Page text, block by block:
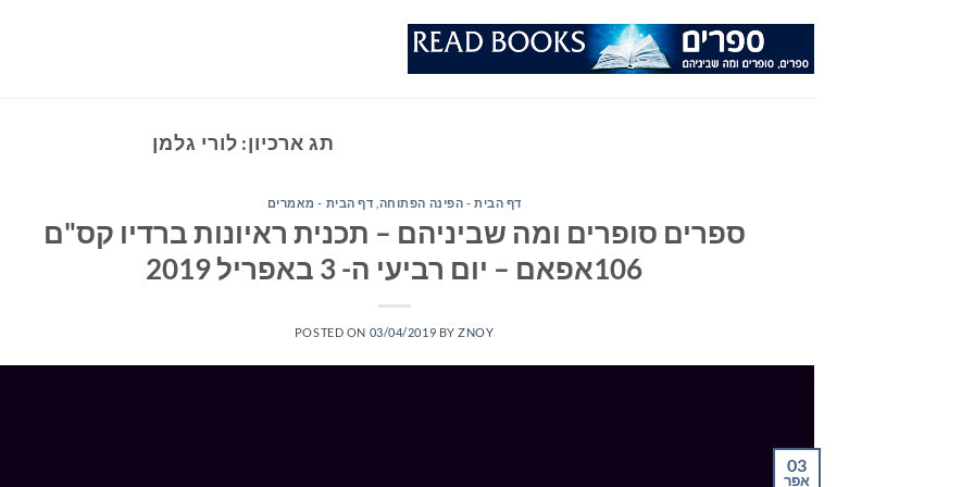
תג ארכיון: לורי גלמן
דף הבית - הפינה הפתוחה דף הבית - מאמרים
ספרים סופרים ומה שביניהם – תכנית ראיונות ברדיו קס"ם
106אפאם – יום רביעי ה- 3 באפריל 2019
POSTED ON 03/04/2019 BYZNOY
03
אפר